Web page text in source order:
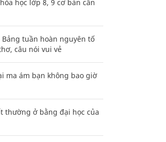
học lớp 8, 9 cơ bản cần
Bảng tuần hoàn nguyên tố
câu nói vui vẻ
ma ám bạn không bao giờ
thường ở bằng đại học của